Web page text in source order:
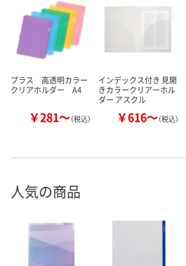
プラス 高透明カラー
クリアホルダー A4
￥281～（税込）
インデックス付き 見開
きカラークリアーホル
ダー アスクル
￥616～（税込）
人気の商品